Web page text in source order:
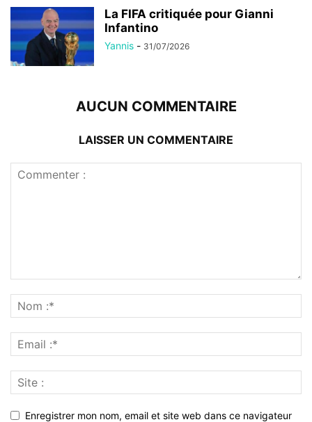
La FIFA critiquée pour Gianni
Infantino
Yannis - 31/07/2026
AUCUN COMMENTAIRE
LAISSER UN COMMENTAIRE
Enregistrer mon nom, email et site web dans ce navigateur